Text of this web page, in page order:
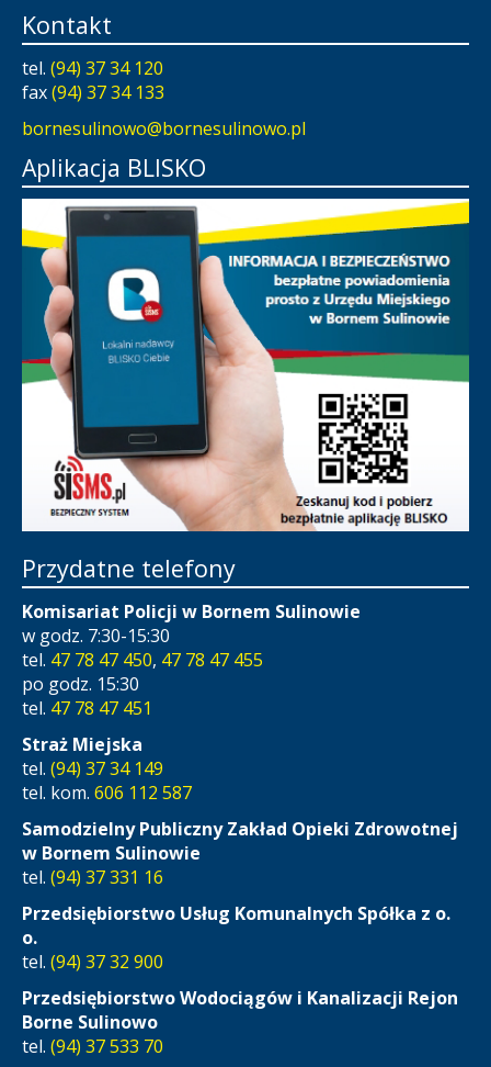
Kontakt
tel. (94) 37 34 120
fax(94) 37 34 133
bornesulinowo@bornesulinowo.pl
Aplikacja BLISKO
Przydatne telefony
Komisariat Policji w Bornem Sulinowie
w godz. 7:30-15:30
tel. 47 78 47 450, 47 78 47 455
po godz. 15:30
tel. 47 78 47 451
Straż Miejska
tel. (94) 37 34 149
tel. kom. 606 112 587
Samodzielny Publiczny Zakład Opieki Zdrowotnej
w Bornem Sulinowie
tel. (94) 37 331 16
Przedsiębiorstwo Usług Komunalnych Spółka z o.
o.
tel. (94) 37 32 900
Przedsiębiorstwo Wodociągów i Kanalizacji Rejon
Borne Sulinowo
tel. (94) 37 533 70